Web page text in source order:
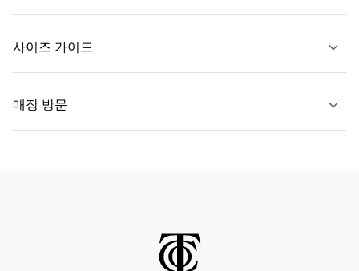
사이즈 가이드
자세히 보기
매장 방문